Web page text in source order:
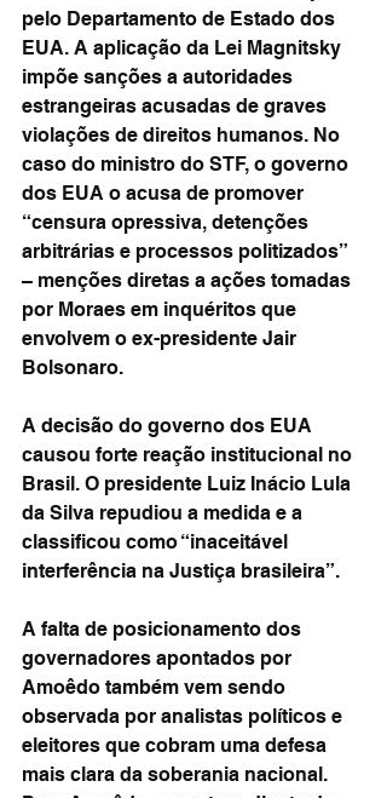
pelo Departamento de Estado dos
EUA. A aplicação da Lei Magnitsky
impõe sanções a autoridades
estrangeiras acusadas de graves
violações de direitos humanos. No
caso do ministro do STF, o governo
dos EUA o acusa de promover
“censura opressiva, detenções
arbitrárias e processos politizados”
– menções diretas a ações tomadas
por Moraes em inquéritos que
envolvem o ex-presidente Jair
Bolsonaro.
A decisão do governo dos EUA
causou forte reação institucional no
Brasil. O presidente Luiz Inácio Lula
da Silva repudiou a medida e a
classificou como “inaceitável
interferência na Justiça brasileira”.
A falta de posicionamento dos
governadores apontados por
Amoêdo também vem sendo
observada por analistas políticos e
eleitores que cobram uma defesa
mais clara da soberania nacional.